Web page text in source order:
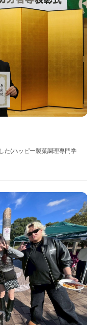
た(ハッピー製菓調理専門学